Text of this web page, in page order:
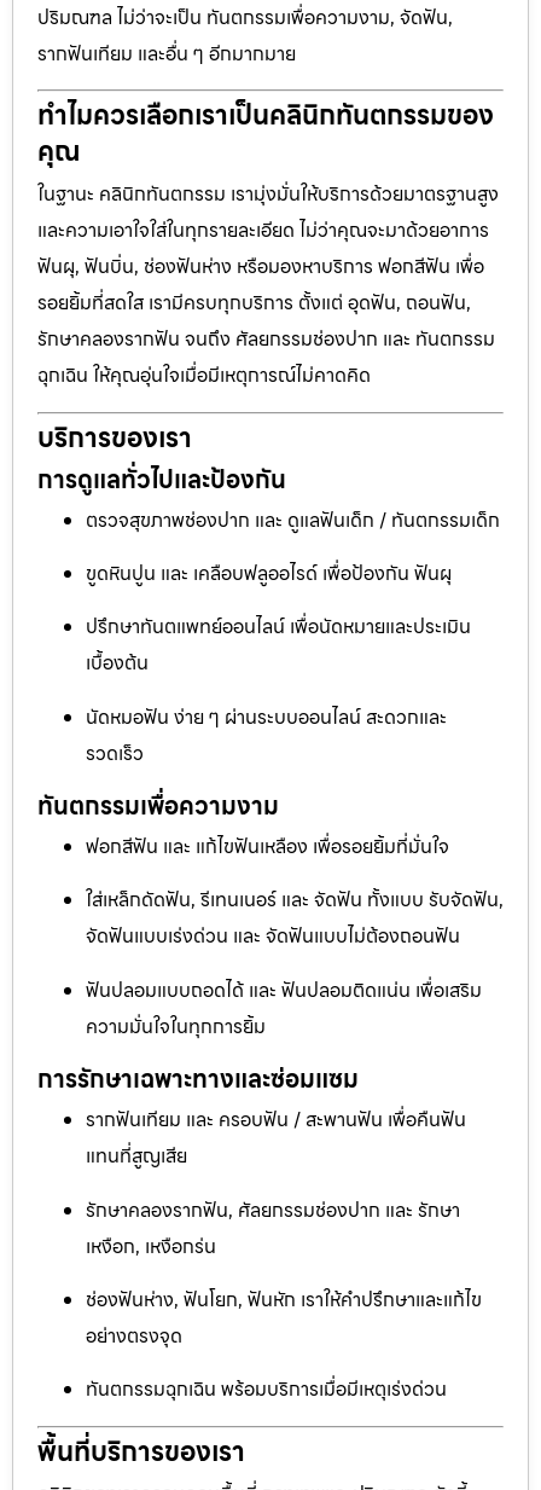
ปริมณฑล ไม่ว่าจะเป็น ทันตกรรมเพื่อความงาม, จัดฟัน,
รากฟันเทียม และอื่น ๆ อีกมากมาย
ทำไมควรเลือกเราเป็นคลินิกทันตกรรมของ
คุณ
ในฐานะ คลินิกทันตกรรม เรามุ่งมั่นให้บริการด้วยมาตรฐานสูง
และความเอาใจใส่ในทุกรายละเอียด ไม่ว่าคุณจะมาด้วยอาการ
ฟันผุ, ฟันบิ่น, ช่องฟันห่าง หรือมองหาบริการ ฟอกสีฟัน เพื่อ
รอยยิ้มที่สดใส เรามีครบทุกบริการ ตั้งแต่ อุดฟัน, ถอนฟัน,
รักษาคลองรากฟัน จนถึง ศัลยกรรมช่องปาก และ ทันตกรรม
ฉุกเฉิน ให้คุณอุ่นใจเมื่อมีเหตุการณ์ไม่คาดคิด
บริการของเรา
การดูแลทั่วไปและป้องกัน
ตรวจสุขภาพช่องปาก และ ดูแลฟันเด็ก / ทันตกรรมเด็ก
ขูดหินปูน และ เคลือบฟลูออไรด์ เพื่อป้องกัน ฟันผุ
ปรึกษาทันตแพทย์ออนไลน์ เพื่อนัดหมายและประเมิน
เบื้องต้น
นัดหมอฟัน ง่าย ๆ ผ่านระบบออนไลน์ สะดวกและ
รวดเร็ว
ทันตกรรมเพื่อความงาม
ฟอกสีฟัน และ แก้ไขฟันเหลือง เพื่อรอยยิ้มที่มั่นใจ
ใส่เหล็กดัดฟัน, รีเทนเนอร์ และ จัดฟัน ทั้งแบบ รับจัดฟัน,
จัดฟันแบบเร่งด่วน และ จัดฟันแบบไม่ต้องถอนฟัน
ฟันปลอมแบบถอดได้ และ ฟันปลอมติดแน่น เพื่อเสริม
ความมั่นใจในทุกการยิ้ม
การรักษาเฉพาะทางและซ่อมแซม
รากฟันเทียม และ ครอบฟัน / สะพานฟัน เพื่อคืนฟัน
แทนที่สูญเสีย
รักษาคลองรากฟัน, ศัลยกรรมช่องปาก และ รักษา
เหงือก, เหงือกร่น
ช่องฟันห่าง, ฟันโยก, ฟันหัก เราให้คำปรึกษาและแก้ไข
อย่างตรงจุด
ทันตกรรมฉุกเฉิน พร้อมบริการเมื่อมีเหตุเร่งด่วน
พื้นที่บริการของเรา